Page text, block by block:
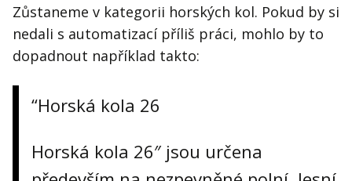
Zůstaneme v kategorii horských kol. Pokud by si
nedali s automatizací příliš práci, mohlo by to
dopadnout například takto:
“Horská kola 26
Horská kola 26″ jsou určena